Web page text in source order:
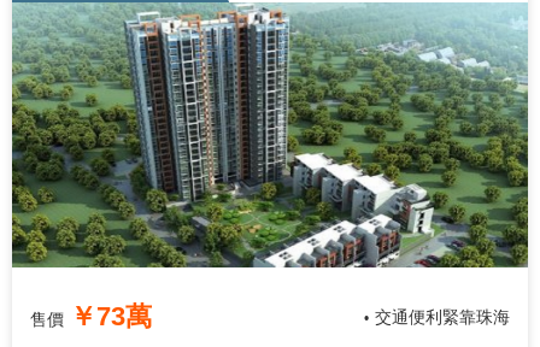
售價 ￥73萬 • 交通便利緊靠珠海